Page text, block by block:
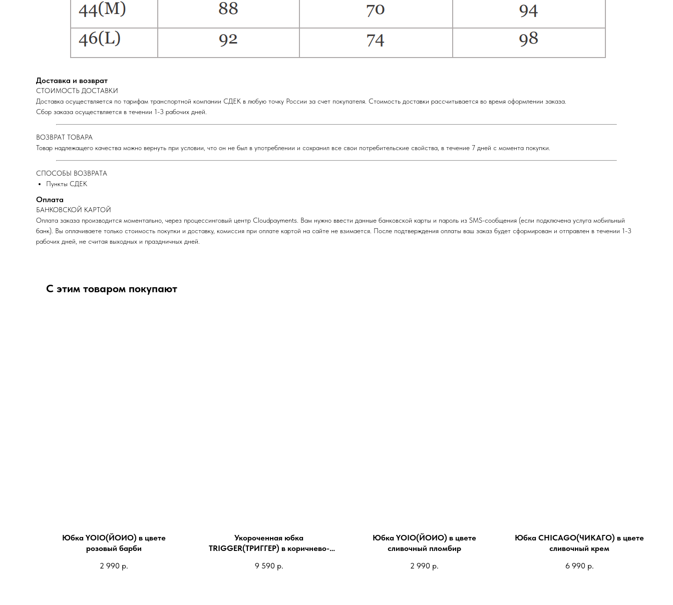
Доставка и возврат
СТОИМОСТЬ ДОСТАВКИ
Доставка осуществляется по тарифам транспортной компании СДЕК в любую точку России за счет покупателя. Стоимость доставки рассчитывается во время оформлении заказа.
Сбор заказа осуществляется в течении 1-3 рабочих дней.
ВОЗВРАТ ТОВАРА
Товар надлежащего качества можно вернуть при условии, что он не был в употреблении и сохранил все свои потребительские свойства, в течение 7 дней с момента покупки.
СПОСОБЫ ВОЗВРАТА
Пункты СДЕК
Оплата
БАНКОВСКОЙ КАРТОЙ
Оплата заказа производится моментально, через процессинговый центр Cloudpayments. Вам нужно ввести данные банковской карты и пароль из SMS-сообщения (если подключена услуга мобильный
банк). Вы оплачиваете только стоимость покупки и доставку, комиссия при оплате картой на сайте не взимается. После подтверждения оплаты ваш заказ будет сформирован и отправлен в течении 1-3
рабочих дней, не считая выходных и праздничных дней.
С этим товаром покупают
Юбка YOIO(ЙОИО) в цвете
розовый барби
2 990 р.
Укороченная юбка
TRIGGER(ТРИГГЕР) в коричнево-
9 590 р.
Юбка YOIO(ЙОИО) в цвете
сливочный пломбир
2 990 р.
Юбка CHICAGO(ЧИКАГО) в цвете
сливочный крем
6 990 р.